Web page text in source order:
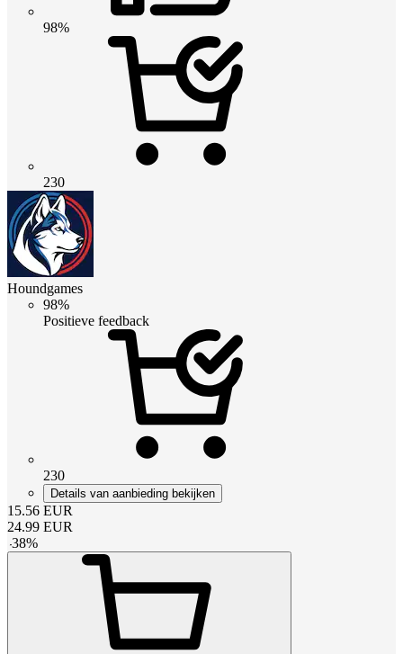
98%
230
Houndgames
98%
Positieve feedback
230
Details van aanbieding bekijken
15.56 EUR
24.99 EUR
-38%